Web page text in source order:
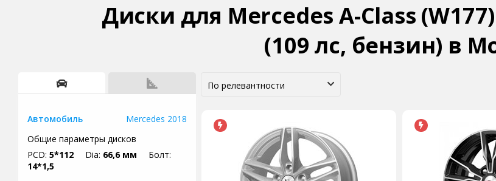
Диски для Mercedes A-Class
(109 лс, бензин) в
Автомобиль
Mercedes 2018
Общие параметры дисков
PCD: 5*112 Dia: 66,6 мм
Болт:
14*1,5